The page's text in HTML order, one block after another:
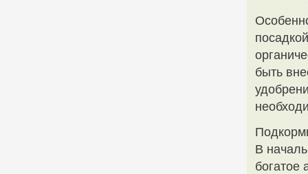
быть
В
богатое